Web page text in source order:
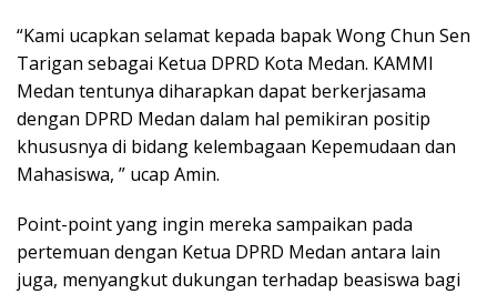
“Kami ucapkan selamat kepada bapak Wong Chun Sen
Tarigan sebagai Ketua DPRD Kota Medan. KAMMI
Medan tentunya diharapkan dapat berkerjasama
dengan DPRD Medan dalam hal pemikiran positip
khususnya di bidang kelembagaan Kepemudaan dan
Mahasiswa, ” ucap Amin.
Point-point yang ingin mereka sampaikan pada
pertemuan dengan Ketua DPRD Medan antara lain
juga, menyangkut dukungan terhadap beasiswa bagi